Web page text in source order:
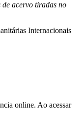
de acervo tiradas no
Internacionais
online. Ao acessar